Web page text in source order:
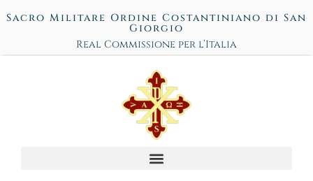
Sacro Militare Ordine Costantiniano di San
Giorgio
Real Commissione per l’Italia